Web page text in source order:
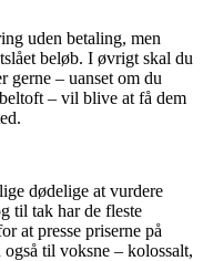
uden betaling, men
beløb. I øvrigt skal du
gerne – uanset om du
– vil blive at få dem
dødelige at vurdere
til tak har de fleste
at presse priserne på
til voksne – kolossalt,